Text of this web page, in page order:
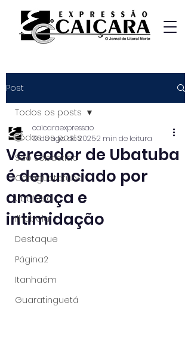
Post
Todos os posts
São Sebastião
Caraguatatuba
Ubatuba
Ilhabela
Destaque
Página2
Itanhaém
Guaratinguetá
Todos os posts
Vereador de Ubatuba
é denunciado por
ameaça e
intimidação
caicaraexpressao
19 de ago. de 20252 min de leitura